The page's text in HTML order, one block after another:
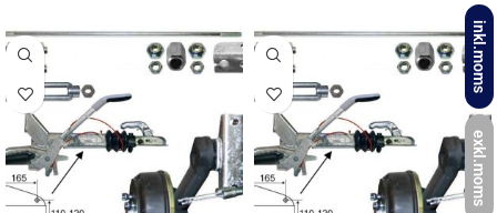
inkl.moms
exkl.moms
Ja
BULTCIRKEL 5×112
AXEL B-MÅTT 1750 mm